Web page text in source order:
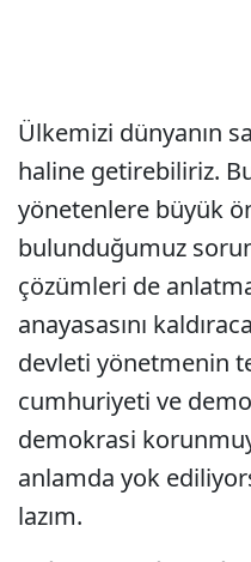
Ülkemizi dünyanın
haline getirebiliriz.
yönetenlere büyük
bulunduğumuz
çözümleri de
anayasasını
devleti yönetmenin
cumhuriyeti ve
demokrasi
anlamda yok
lazım.